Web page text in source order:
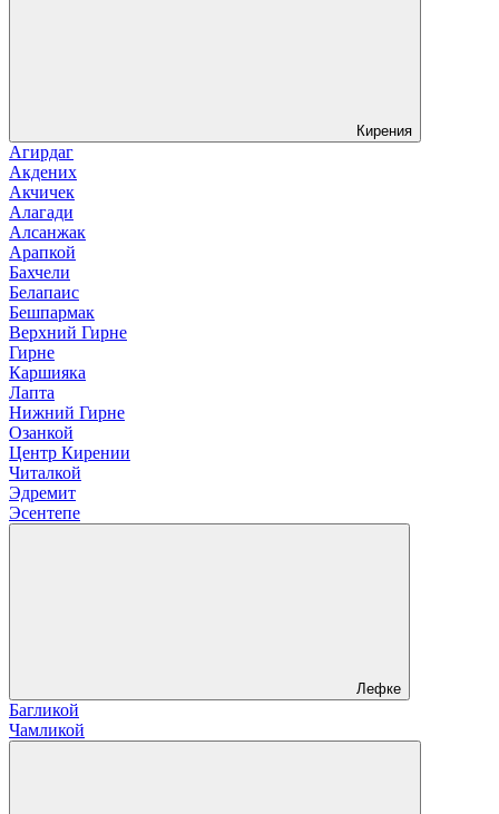
Кирения
Агирдаг
Акдених
Акчичек
Алагади
Алсанжак
Арапкой
Бахчели
Белапаис
Бешпармак
Верхний Гирне
Гирне
Каршияка
Лапта
Нижний Гирне
Озанкой
Центр Кирении
Читалкой
Эдремит
Эсентепе
Лефке
Багликой
Чамликой